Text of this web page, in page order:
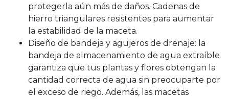
protegerla aún más de daños. Cadenas de
hierro triangulares resistentes para aumentar
la estabilidad de la maceta.
Diseño de bandeja y agujeros de drenaje: la
bandeja de almacenamiento de agua extraíble
garantiza que tus plantas y flores obtengan la
cantidad correcta de agua sin preocuparte por
el exceso de riego. Además, las macetas